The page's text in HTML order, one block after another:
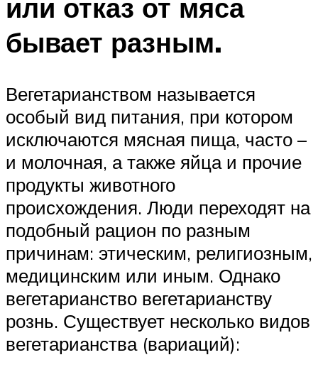
или отказ от мяса
бывает разным.
Вегетарианством называется
особый вид питания, при котором
исключаются мясная пища, часто –
и молочная, а также яйца и прочие
продукты животного
происхождения. Люди переходят на
подобный рацион по разным
причинам: этическим, религиозным,
медицинским или иным. Однако
вегетарианство вегетарианству
рознь. Существует несколько видов
вегетарианства (вариаций):